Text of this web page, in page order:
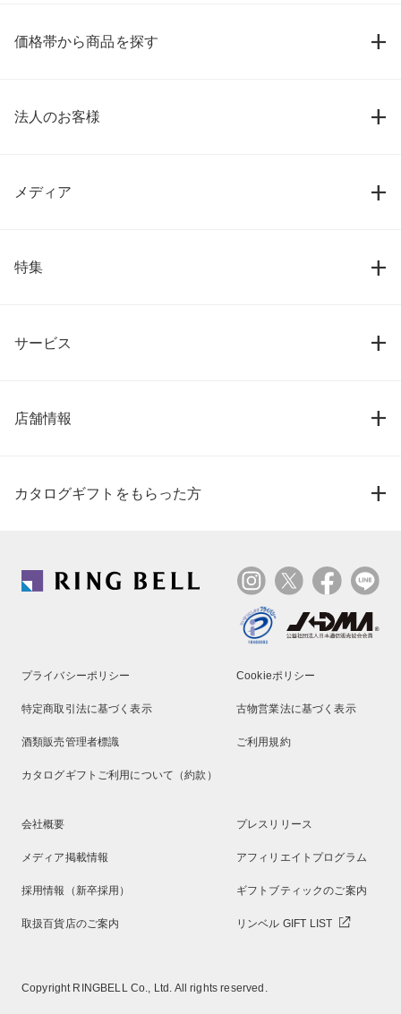
価格帯から商品を探す
法人のお客様
メディア
特集
サービス
店舗情報
カタログギフトをもらった方
プライバシーポリシー Cookieポリシー
特定商取引法に基づく表示 古物営業法に基づく表示
酒類販売管理者標識 ご利用規約
カタログギフトご利用について（約款）
会社概要 プレスリリース
メディア掲載情報 アフィリエイトプログラム
採用情報（新卒採用） ギフトブティックのご案内
取扱百貨店のご案内 リンベル GIFT LIST
Copyright RINGBELL Co., Ltd. All rights reserved.